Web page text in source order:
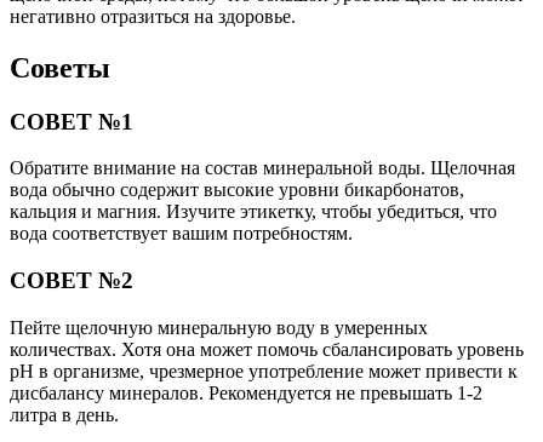
негативно отразиться на здоровье.
Советы
СОВЕТ №1
Обратите внимание на состав минеральной воды. Щелочная
вода обычно содержит высокие уровни бикарбонатов,
кальция и магния. Изучите этикетку, чтобы убедиться, что
вода соответствует вашим потребностям.
СОВЕТ №2
Пейте щелочную минеральную воду в умеренных
количествах. Хотя она может помочь сбалансировать уровень
pH в организме, чрезмерное употребление может привести к
дисбалансу минералов. Рекомендуется не превышать 1-2
литра в день.